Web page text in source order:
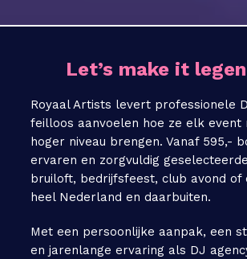
Let’s make it
Royaal Artists levert professionele
feilloos aanvoelen hoe ze elk event
hoger niveau brengen. Vanaf 595,-
ervaren en zorgvuldig
bruiloft, bedrijfsfeest, club avond of
heel Nederland en daarbuiten.
Met een persoonlijke aanpak, een
en jarenlange ervaring als DJ